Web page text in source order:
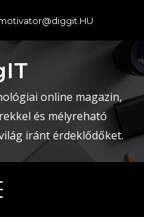
online magazin,
és mélyreható
iránt érdeklődőket.